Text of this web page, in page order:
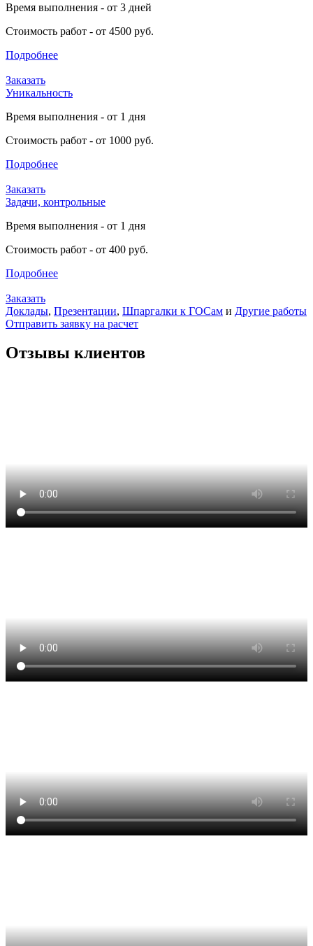
Время выполнения - от 3 дней
Стоимость работ - от 4500 руб.
Подробнее
Заказать
Уникальность
Время выполнения - от 1 дня
Стоимость работ - от 1000 руб.
Подробнее
Заказать
Задачи, контрольные
Время выполнения - от 1 дня
Стоимость работ - от 400 руб.
Подробнее
Заказать
Доклады, Презентации, Шпаргалки к ГОСам и Другие работы
Отправить заявку на расчет
Отзывы клиентов